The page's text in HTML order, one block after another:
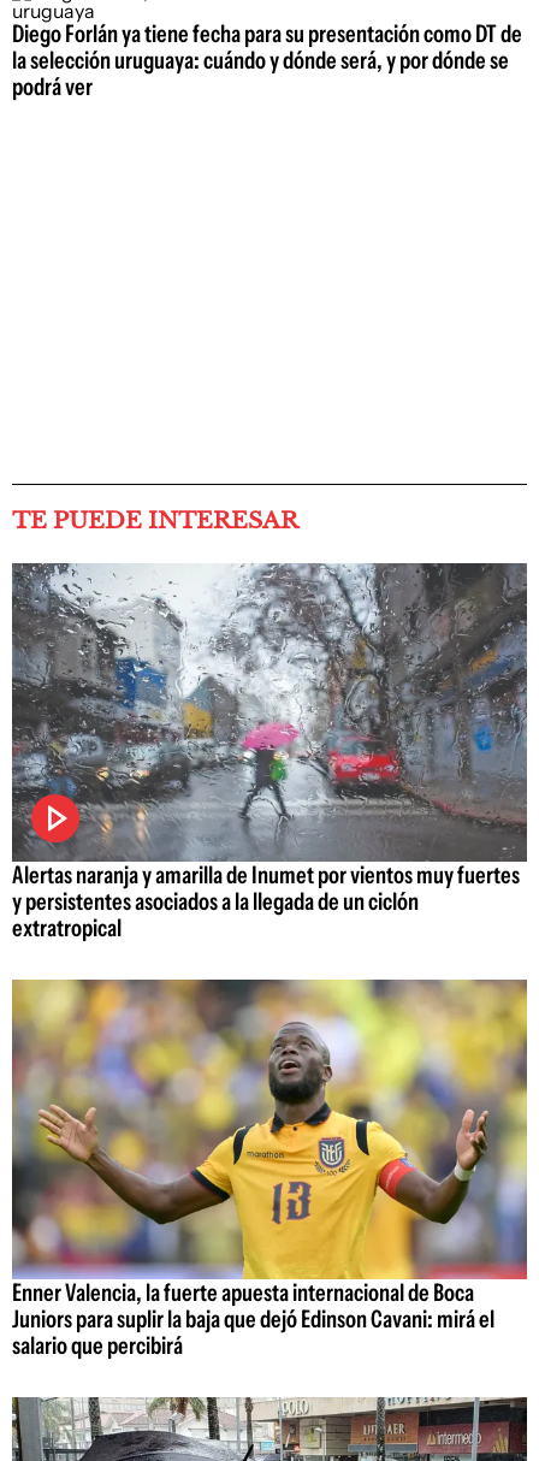
Diego Forlán ya tiene fecha para su presentación como DT de
la selección uruguaya: cuándo y dónde será, y por dónde se
podrá ver
TE PUEDE INTERESAR
Alertas naranja y amarilla de Inumet por vientos muy fuertes
y persistentes asociados a la llegada de un ciclón
extratropical
Enner Valencia, la fuerte apuesta internacional de Boca
Juniors para suplir la baja que dejó Edinson Cavani: mirá el
salario que percibirá